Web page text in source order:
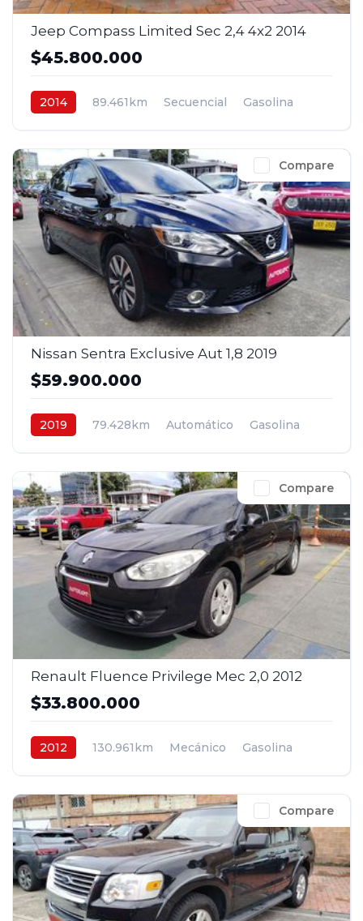
Jeep Compass Limited Sec 2,4 4x2 2014
$45.800.000
2014 89.461km Secuencial
Gasolina
Compare
Nissan Sentra Exclusive Aut 1,8 2019
$59.900.000
2019 79.428km Automático
Gasolina
Compare
Renault Fluence Privilege Mec 2,0 2012
$33.800.000
2012 130.961km Mecánico
Gasolina
Compare